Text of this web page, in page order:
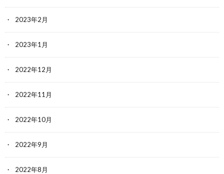
2023年2月
2023年1月
2022年12月
2022年11月
2022年10月
2022年9月
2022年8月